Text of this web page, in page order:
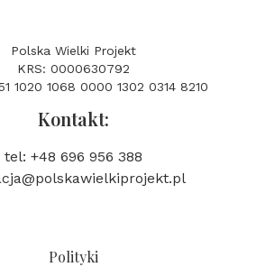
Polska Wielki Projekt
KRS: 0000630792
1020 1068 0000 1302 0314 8210
Kontakt:
tel: +48 696 956 388
Polityki